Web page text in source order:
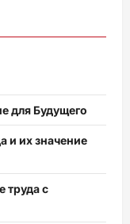
для Будущего
и их значение
труда с